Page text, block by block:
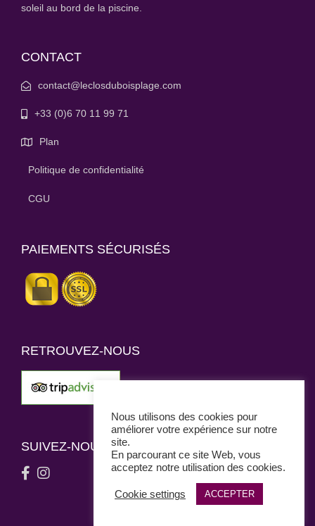
soleil au bord de la piscine.
CONTACT
contact@leclosduboisplage.com
+33 (0)6 70 11 99 71
Plan
Politique de confidentialité
CGU
PAIEMENTS SÉCURISÉS
RETROUVEZ-NOUS
SUIVEZ-NOUS
Nous utilisons des cookies pour
améliorer votre expérience sur notre
site.
En parcourant ce site Web, vous
acceptez notre utilisation des cookies.
Cookie settings ACCEPTER